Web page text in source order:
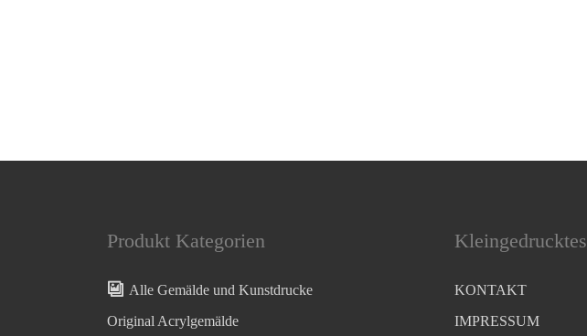
Produkt Kategorien
Alle Gemälde und Kunstdrucke
Original Acrylgemälde
Kleingedrucktes
KONTAKT
IMPRESSUM